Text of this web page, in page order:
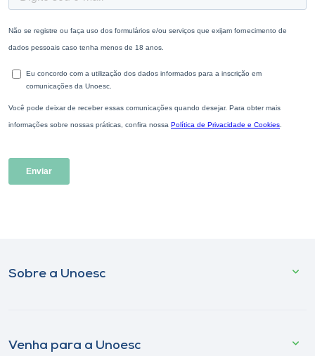
Sobre a Unoesc
Venha para a Unoesc